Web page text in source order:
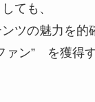
ても、
ツの魅力を的
ン” を獲得